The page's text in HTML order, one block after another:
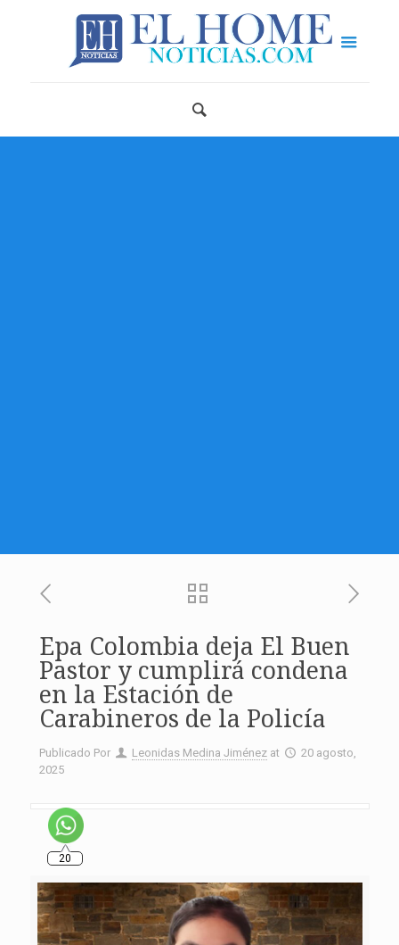
Epa Colombia deja El Buen
Pastor y cumplirá condena
en la Estación de
Carabineros de la Policía
Publicado Por Leonidas Medina Jiménez at
20 agosto,
2025
20